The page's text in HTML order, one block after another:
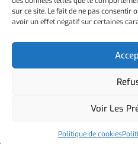
sur ce site. Le fait de ne pas consentir
avoir un effet négatif sur certaines
Voir Les
Politique de cookies
Nos
Personal
Politique De